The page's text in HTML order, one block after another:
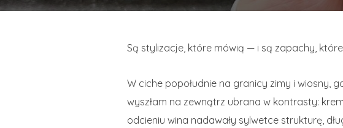
Są stylizacje, które mówią — i są zapachy,
W ciche popołudnie na granicy zimy i wiosny,
wyszłam na zewnątrz ubrana w kontrasty:
odcieniu wina nadawały sylwetce strukturę,